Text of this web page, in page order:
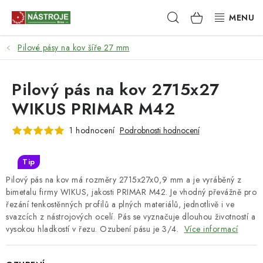
Hledat NÁKUPNÍ
KOŠÍK
NÁSTROJE
AKCE
BRUSIVO
LEPENÍ A SPOJOVÁNÍ
RUČNÍ NÁŘADÍ, PŘÍPRAVKY
STROJE
Pilové pásy na kov šíře 27 mm
Pilový pás na kov má rozměry 2715x27x0,9 mm a je vyráběný z
bimetalu firmy WIKUS, jakosti PRIMAR M42. Je vhodný převážně pro
řezání tenkostěnných profilů a plných materiálů, jednotlivě i ve
svazcích z nástrojových ocelí. Pás se vyznačuje dlouhou životností a
vysokou hladkostí v řezu. Ozubení pásu je 3/4. Více informací
Pilový pás na kov 2715x27
WIKUS PRIMAR M42
1 hodnocení Podrobnosti hodnocení
Tip